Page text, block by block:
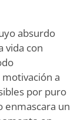
absurdo
vida con
a
por puro
enmascara un